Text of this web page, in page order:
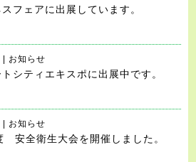
フェアに出展しています。
お知らせ
シティエキスポに出展中です。
お知らせ
安全衛生大会を開催しました。